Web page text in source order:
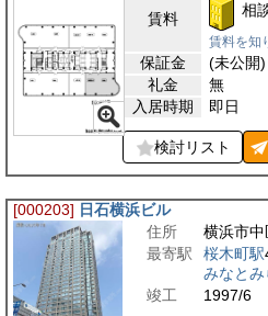
賃料 相
賃料を知
保証金
(未公開)
礼金
無
入居時期
即日
検討リスト
[000203] 日石横浜ビル
住所
横浜市
最寄駅
桜木町駅
みなとみ
竣工
1997/6